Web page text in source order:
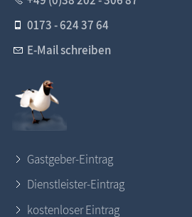
0173 - 624 37 64
E-Mail schreiben
Gastgeber-Eintrag
Dienstleister-Eintrag
kostenloser Eintrag